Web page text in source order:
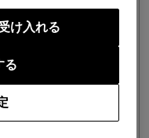
問題を修正
示形式を
修正
ないことがある問
る
け入れる